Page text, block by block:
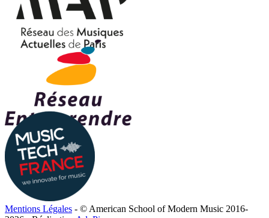
Mentions Légales - © American School of Modern Music 2016-